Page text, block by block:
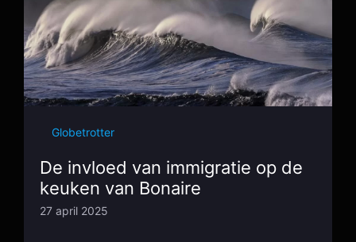
Globetrotter
De invloed van immigratie op de
keuken van Bonaire
27 april 2025